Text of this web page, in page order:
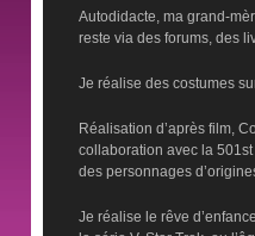
Autodidacte, ma grand-
reste via des forums, des
Je réalise des costumes
Réalisation d’après film,
collaboration avec la
des personnages
Je réalise le rêve